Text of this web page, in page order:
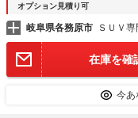
オプション見積り可
岐阜県各務原市 ＳＵＶ
在庫を確
今あ